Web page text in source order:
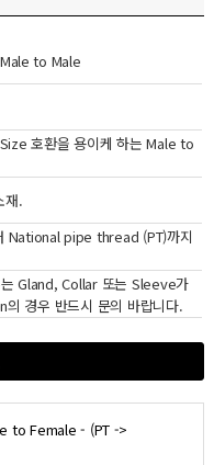
to Male
호환을 용이케 하는 Male to
재.
National pipe thread (PT)까지
Gland, Collar 또는 Sleeve가
경우 반드시 문의 바랍니다.
to Female - (PT ->